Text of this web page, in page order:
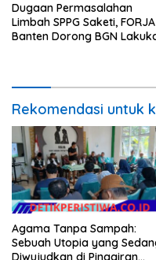
Dugaan Permasalahan
Limbah SPPG Saketi, FORJA
Banten Dorong BGN
Rekomendasi untuk
Agama Tanpa Sampah:
Sebuah Utopia yang
Diwujudkan di Pinggiran